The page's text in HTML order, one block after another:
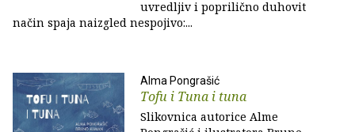
uvredljiv i poprilično duhovit
način spaja naizgled nespojivo:...
Alma Pongrašić
Tofu i Tuna i tuna
Slikovnica autorice Alme